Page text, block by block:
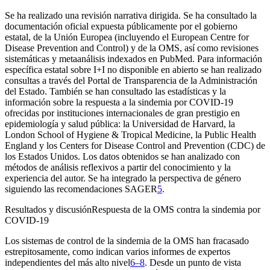
Se ha realizado una revisión narrativa dirigida. Se ha consultado la
documentación oficial expuesta públicamente por el gobierno
estatal, de la Unión Europea (incluyendo el European Centre for
Disease Prevention and Control) y de la OMS, así como revisiones
sistemáticas y metaanálisis indexados en PubMed. Para información
específica estatal sobre I+I no disponible en abierto se han realizado
consultas a través del Portal de Transparencia de la Administración
del Estado. También se han consultado las estadísticas y la
información sobre la respuesta a la sindemia por COVID-19
ofrecidas por instituciones internacionales de gran prestigio en
epidemiología y salud pública: la Universidad de Harvard, la
London School of Hygiene & Tropical Medicine, la Public Health
England y los Centers for Disease Control and Prevention (CDC) de
los Estados Unidos. Los datos obtenidos se han analizado con
métodos de análisis reflexivos a partir del conocimiento y la
experiencia del autor. Se ha integrado la perspectiva de género
siguiendo las recomendaciones SAGER5.
Resultados y discusiónRespuesta de la OMS contra la sindemia por
COVID-19
Los sistemas de control de la sindemia de la OMS han fracasado
estrepitosamente, como indican varios informes de expertos
independientes del más alto nivel6–8. Desde un punto de vista